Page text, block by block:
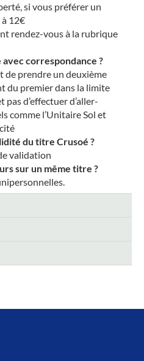
si vous préférer un
12€
rendez-vous à la rubrique
correspondance ?
de prendre un deuxième
du premier dans la limite
pas d’effectuer d’aller-
comme l’Unitaire Sol et
du titre Crusoé ?
validation
sur un même titre ?